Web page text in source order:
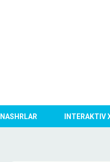
NASHRLAR INTERAKTIV